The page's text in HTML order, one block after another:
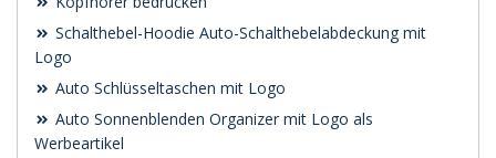
Schalthebel-Hoodie Auto-Schalthebelabdeckung mit
Logo
Auto Schlüsseltaschen mit Logo
Auto Sonnenblenden Organizer mit Logo als
Werbeartikel